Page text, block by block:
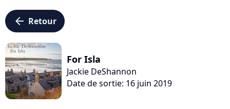
arrow_left Retour
For Isla
Jackie DeShannon
Date de sortie: 16 juin 2019